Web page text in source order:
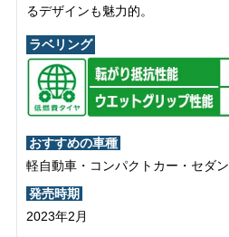
るデザインも魅力的。
ラベリング
おすすめの車種
軽自動車・コンパクトカー・セダン
発売時期
2023年2月